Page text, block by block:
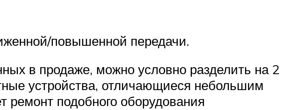
повышенной передачи.
в продаже, можно условно разделить на 2
устройства, отличающиеся небольшим
ремонт подобного оборудования